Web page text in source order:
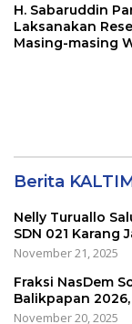
H. Sabaruddin
Laksanakan
Masing-masing
Berita
Nelly Turuallo
SDN 021 Karang
November 21, 2025
Fraksi NasDem
Balikpapan
November 20, 2025